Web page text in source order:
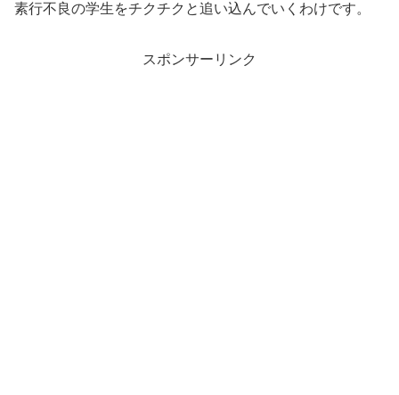
素行不良の学生をチクチクと追い込んでいくわけです。
スポンサーリンク